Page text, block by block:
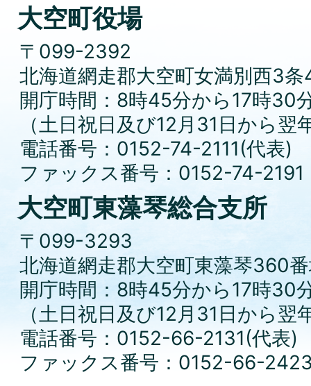
大空町役場
〒099-2392
北海道網走郡大空町女満別西3条
開庁時間：8時45分から17時30
（土日祝日及び12月31日から
電話番号：0152-74-2111(代表)
ファックス番号：0152-74-2191
大空町東藻琴総合支所
〒099-3293
北海道網走郡大空町東藻琴360
開庁時間：8時45分から17時30
（土日祝日及び12月31日から
電話番号：0152-66-2131(代表)
ファックス番号：0152-66-